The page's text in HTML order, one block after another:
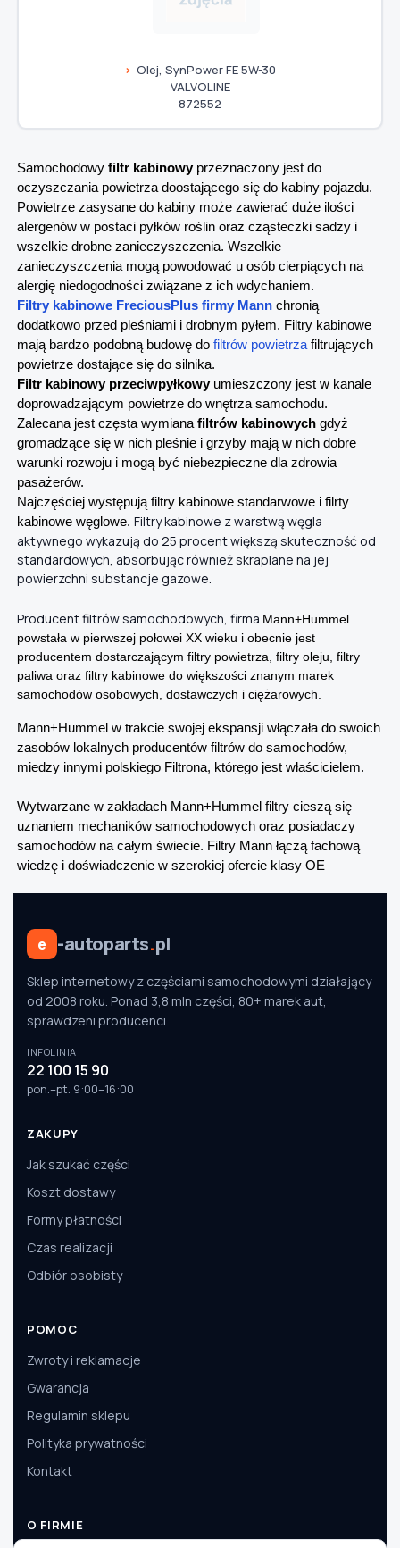
Olej, SynPower FE 5W-30
VALVOLINE
872552
Samochodowy filtr kabinowyprzeznaczony jest do
oczyszczania powietrza doostającego się do kabiny pojazdu.
Powietrze zasysane do kabiny może zawierać duże ilości
alergenów w postaci pyłków roślin oraz cząsteczki sadzy i
wszelkie drobne zanieczyszczenia. Wszelkie
zanieczyszczenia mogą powodować u osób cierpiących na
alergię niedogodności związane z ich wdychaniem.
Filtry kabinowe FreciousPlus firmy Mann chronią
dodatkowo przed pleśniami i drobnym pyłem. Filtry kabinowe
mają bardzo podobną budowę do filtrów powietrza filtrujących
powietrze dostające się do silnika.
Filtr kabinowy przeciwpyłkowyumieszczony jest w kanale
doprowadzającym powietrze do wnętrza samochodu.
Zalecana jest częsta wymiana filtrów kabinowych gdyż
gromadzące się w nich pleśnie i grzyby mają w nich dobre
warunki rozwoju i mogą być niebezpieczne dla zdrowia
pasażerów.
Najczęściej występują filtry kabinowe standarwowe i filrty
kabinowe węglowe. Filtry kabinowe z warstwą węgla
aktywnego wykazują do 25 procent większą skuteczność od
standardowych, absorbując również skraplane na jej
powierzchni substancje gazowe.
Producent filtrów samochodowych, firma Mann+Hummel
powstała w pierwszej połowei XX wieku i obecnie jest
producentem dostarczającym filtry powietrza, filtry oleju, filtry
paliwa oraz filtry kabinowe do większości znanym marek
samochodów osobowych, dostawczych i ciężarowych.
Mann+Hummel w trakcie swojej ekspansji włączała do swoich
zasobów lokalnych producentów filtrów do samochodów,
miedzy innymi polskiego Filtrona, którego jest właścicielem.
Wytwarzane w zakładach Mann+Hummel filtry cieszą się
uznaniem mechaników samochodowych oraz posiadaczy
samochodów na całym świecie. Filtry Mann łączą fachową
wiedzę i doświadczenie w szerokiej ofercie klasy OE
e -autoparts.pl
Sklep internetowy z częściami samochodowymi działający
od 2008 roku. Ponad 3,8 mln części, 80+ marek aut,
sprawdzeni producenci.
INFOLINIA
22 100 15 90
pon.–pt. 9:00–16:00
ZAKUPY
Jak szukać części
Koszt dostawy
Formy płatności
Czas realizacji
Odbiór osobisty
POMOC
Zwroty i reklamacje
Gwarancja
Regulamin sklepu
Polityka prywatności
Kontakt
O FIRMIE